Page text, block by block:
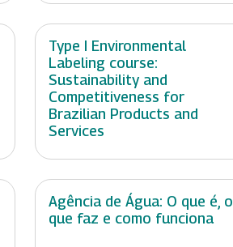
Type I Environmental
Labeling course:
Sustainability and
Competitiveness for
Brazilian Products and
Services
Agência de Água: O que é, o
que faz e como funciona